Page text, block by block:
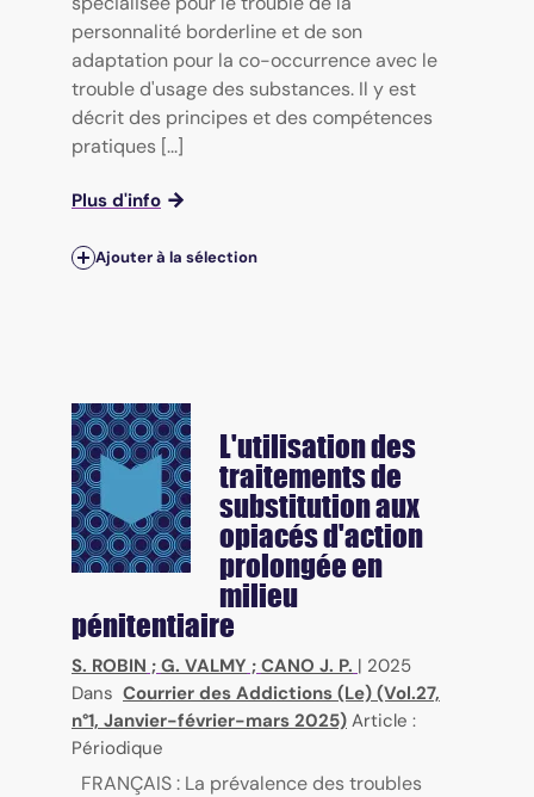
personnalité borderline et de son
adaptation pour la co-occurrence avec le
trouble d'usage des substances. Il y est
décrit des principes et des compétences
pratiques [...]
Plus d'info
Ajouter à la sélection
L'utilisation des
traitements de
substitution aux
opiacés d'action
prolongée en
milieu
pénitentiaire
S. ROBIN ; G. VALMY ; CANO J. P. | 2025
Dans Courrier des Addictions (Le) (Vol.27,
n°1, Janvier-février-mars 2025) Article :
Périodique
FRANÇAIS : La prévalence des troubles